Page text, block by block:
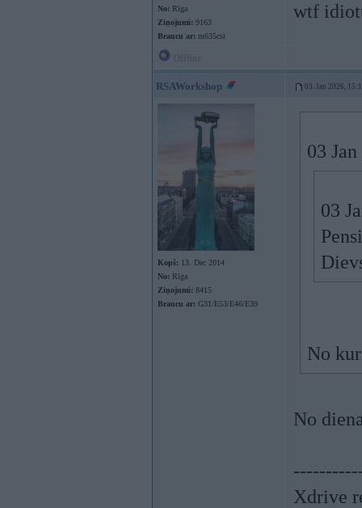
No: Rīga
Ziņojumi: 9163
Braucu ar: m635csi
wtf
RSAWorkshop 03. Jan 2026,
Kopš: 13. Dec 2014
No: Rīga
Ziņojumi: 8415
Braucu ar: G31/E53/E46/E39
03
03
No
No
Xdrive